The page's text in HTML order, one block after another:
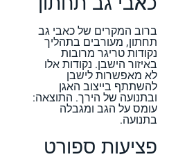
ברוב המקרים של כאבי גב
תחתון, מעורבים בתהליך
נקודות טריגר מרובות
באיזור הישבן. נקודות אלו
לא מאפשרות לישבן
להשתתף בייצוב האגן
ובתנועה של הירך. התוצאה:
עומס על הגב ומגבלה
בתנועה.
פציעות ספורט